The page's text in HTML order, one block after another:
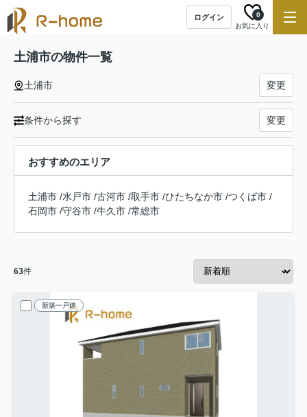
ログイン
お気に入り
0
土浦市の物件一覧
土浦市 変更
条件から探す 変更
おすすめのエリア
土浦市 /水戸市 /古河市 /取手市 /ひたちなか市 /つくば市 /
石岡市 /守谷市 /牛久市 /常総市
63件
新築一戸建